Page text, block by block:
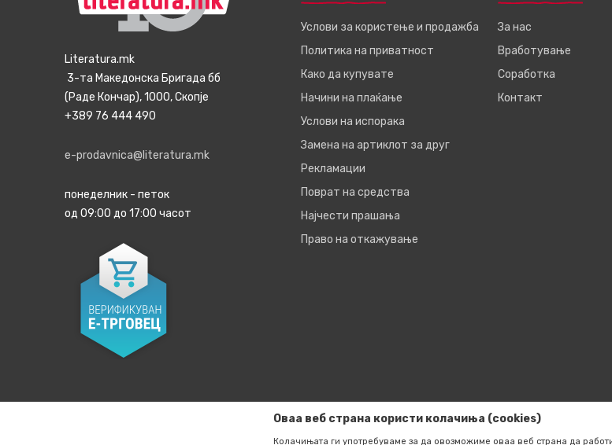
Literatura.mk
3-та Македонска Бригада бб
(Раде Кончар), 1000, Скопје
+389 76 444 490
e-prodavnica@literatura.mk
понеделник - петок
од 09:00 до 17:00 часот
Услови за користење и продажба
Политика на приватност
Како да купувате
Начини на плаќање
Услови на испорака
Замена на артиклот за друг
Рекламации
Поврат на средства
Најчести прашања
Право на откажување
За нас
Вработување
Соработка
Контакт
Оваа веб страна користи колачиња (cookies)
Колачињата ги употребуваме за да овозможиме оваа веб страна да